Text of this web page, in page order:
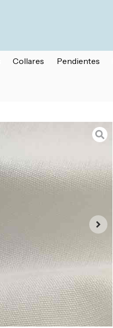
Collares Pendientes